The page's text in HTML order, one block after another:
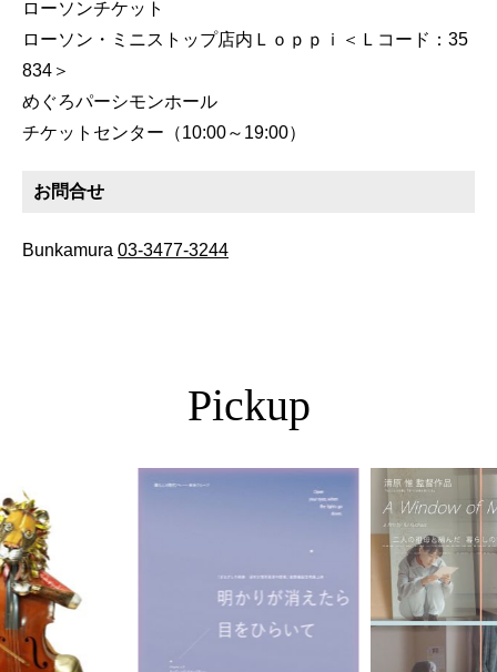
ローソンチケット
ローソン・ミニストップ店内Ｌｏｐｐｉ＜Ｌコード：35
834＞
めぐろパーシモンホール
チケットセンター（10:00～19:00）
お問合せ
Bunkamura 03-3477-3244
Pickup